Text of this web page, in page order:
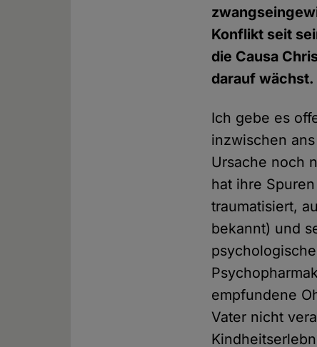
Konflikt seit
die Causa
darauf wächst.
Ich gebe es
inzwischen
Ursache noch
hat ihre
traumatisiert,
bekannt) und
empfundene
Vater nicht